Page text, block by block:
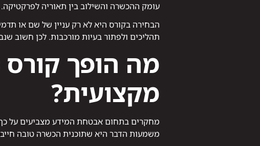
עומק ההכשרה והשילוב בין תאוריה לפרקטיקה.
הבחירה בקורס היא לא רק עניין של שם או
תהליכים ולפתור בעיות מורכבות. לכן חשוב
מה הופך קורס
מקצועית?
מחקרים בתחום אבטחת המידע מצביעים על
משמעות הדבר היא שתוכנית הכשרה טובה